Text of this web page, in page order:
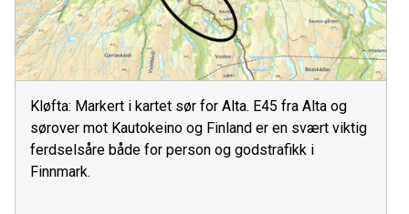
Kløfta: Markert i kartet sør for Alta. E45 fra Alta og
sørover mot Kautokeino og Finland er en svært viktig
ferdselsåre både for person og godstrafikk i
Finnmark.